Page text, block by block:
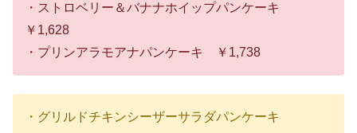
・ストロベリー＆バナナホイップパンケーキ
￥1,628
・プリンアラモアナパンケーキ ￥1,738
・グリルドチキンシーザーサラダパンケーキ